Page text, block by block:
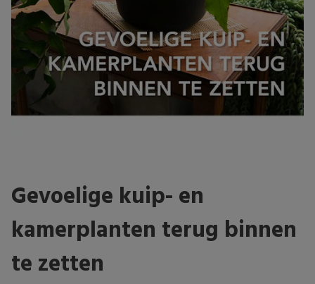
Gevoelige kuip- en
kamerplanten terug binnen
te zetten